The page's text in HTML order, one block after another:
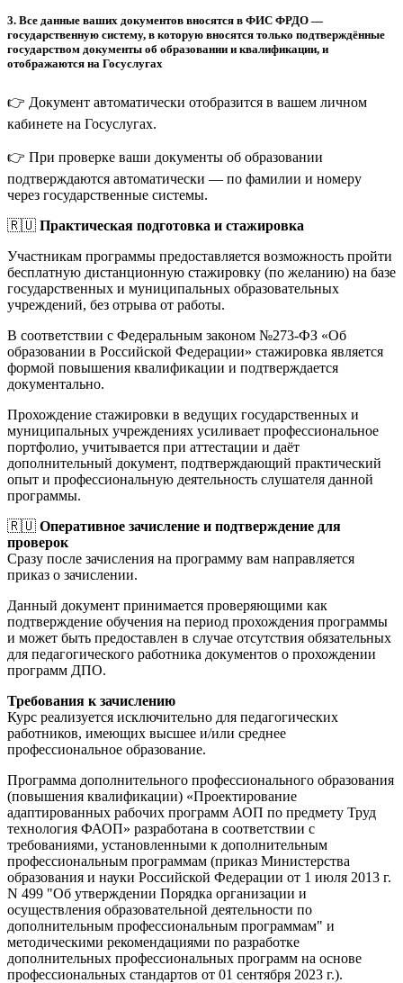
3. Все данные ваших документов вносятся в ФИС ФРДО —
государственную систему, в которую вносятся только подтверждённые
государством документы об образовании и квалификации, и
отображаются на Госуслугах
👉 Документ автоматически отобразится в вашем личном
кабинете на Госуслугах.
👉 При проверке ваши документы об образовании
подтверждаются автоматически — по фамилии и номеру
через государственные системы.
🇷🇺 Практическая подготовка и стажировка
Участникам программы предоставляется возможность пройти
бесплатную дистанционную стажировку (по желанию) на базе
государственных и муниципальных образовательных
учреждений, без отрыва от работы.
В соответствии с Федеральным законом №273-ФЗ «Об
образовании в Российской Федерации» стажировка является
формой повышения квалификации и подтверждается
документально.
Прохождение стажировки в ведущих государственных и
муниципальных учреждениях усиливает профессиональное
портфолио, учитывается при аттестации и даёт
дополнительный документ, подтверждающий практический
опыт и профессиональную деятельность слушателя данной
программы.
🇷🇺 Оперативное зачисление и подтверждение для
проверок
Сразу после зачисления на программу вам направляется
приказ о зачислении.
Данный документ принимается проверяющими как
подтверждение обучения на период прохождения программы
и может быть предоставлен в случае отсутствия обязательных
для педагогического работника документов о прохождении
программ ДПО.
Требования к зачислению
Курс реализуется исключительно для педагогических
работников, имеющих высшее и/или среднее
профессиональное образование.
Программа дополнительного профессионального образования
(повышения квалификации) «Проектирование
адаптированных рабочих программ АОП по предмету Труд
технология ФАОП» разработана в соответствии с
требованиями, установленными к дополнительным
профессиональным программам (приказ Министерства
образования и науки Российской Федерации от 1 июля 2013 г.
N 499 "Об утверждении Порядка организации и
осуществления образовательной деятельности по
дополнительным профессиональным программам" и
методическими рекомендациями по разработке
дополнительных профессиональных программ на основе
профессиональных стандартов от 01 сентября 2023 г.).